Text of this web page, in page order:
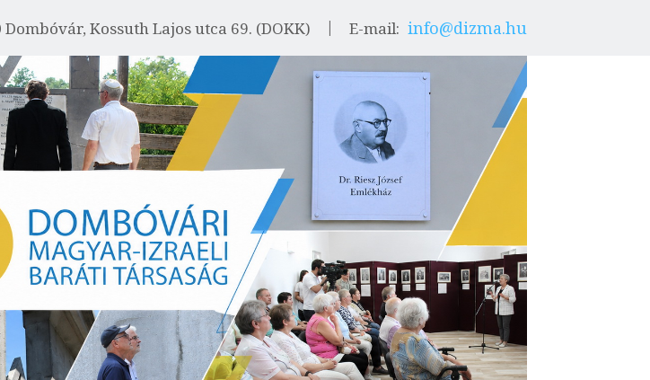
Dombóvár, Kossuth Lajos utca 69. (DOKK) E-mail: info@dizma.hu